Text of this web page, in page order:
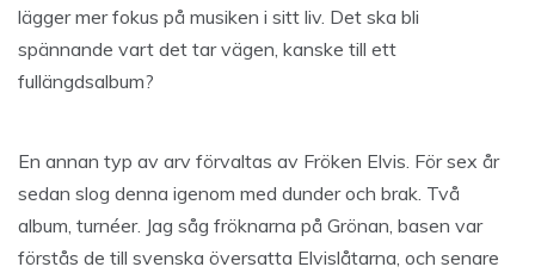
lägger mer fokus på musiken i sitt liv. Det ska bli
spännande vart det tar vägen, kanske till ett
fullängdsalbum?
En annan typ av arv förvaltas av Fröken Elvis. För sex år
sedan slog denna igenom med dunder och brak. Två
album, turnéer. Jag såg fröknarna på Grönan, basen var
förstås de till svenska översatta Elvislåtarna, och senare